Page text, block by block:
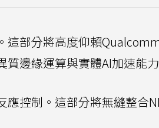
這部分將高度仰賴
邊緣運算與實體AI加速能力
控制。這部分將無縫整合